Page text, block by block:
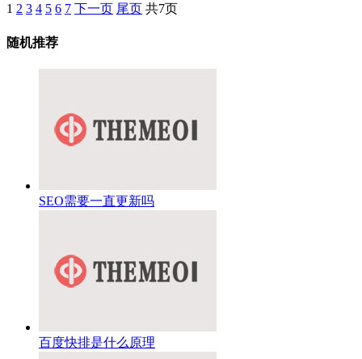
1 2 3 4 5 6 7 下一页 尾页 共7页
随机推荐
SEO需要一直更新吗
百度快排是什么原理